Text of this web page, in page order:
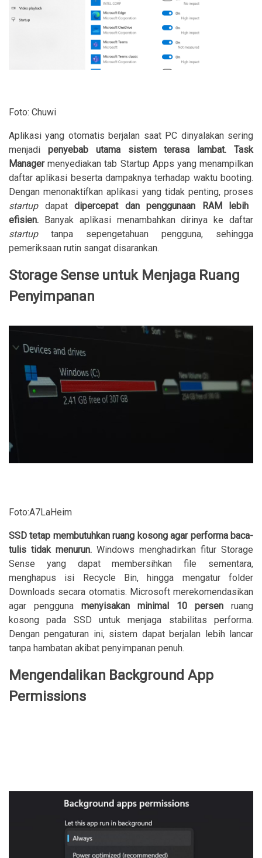
Foto: Chuwi
Aplikasi yang otomatis berjalan saat PC dinyalakan sering
menjadi penyebab utama sistem terasa lambat.Task
Managermenyediakan tab Startup Apps yang menampilkan
daftar aplikasi beserta dampaknya terhadap waktu booting.
Dengan menonaktifkan aplikasi yang tidak penting, proses
startup dapatdipercepat dan penggunaan RAM lebih
efisien. Banyak aplikasi menambahkan dirinya ke daftar
startuptanpa sepengetahuan pengguna, sehingga
pemeriksaan rutin sangat disarankan.
Storage Sense untuk Menjaga Ruang
Penyimpanan
Foto:A7LaHeim
SSD tetap membutuhkan ruang kosong agar performa baca-
tulis tidak menurun. Windows menghadirkan fitur Storage
Sense yang dapat membersihkan file sementara,
menghapus isi Recycle Bin, hingga mengatur folder
Downloads secara otomatis. Microsoft merekomendasikan
agar pengguna menyisakan minimal 10 persen ruang
kosong pada SSD untuk menjaga stabilitas performa.
Dengan pengaturan ini, sistem dapat berjalan lebih lancar
tanpa hambatan akibat penyimpanan penuh.
Mengendalikan Background App
Permissions